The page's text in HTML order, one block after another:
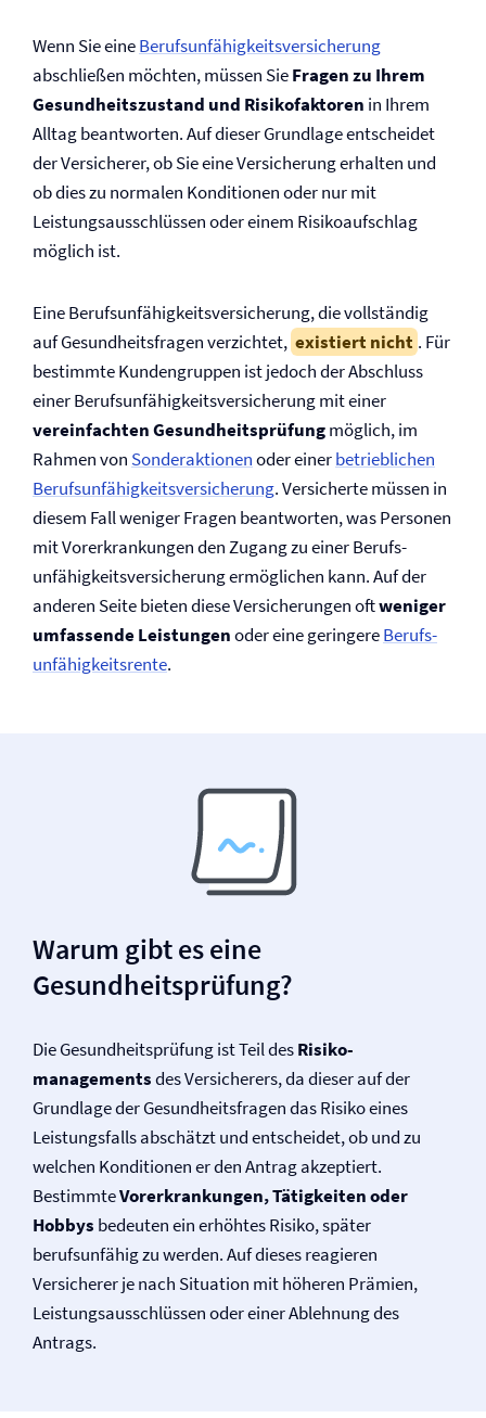
Wenn Sie eineBerufs­unfähigkeits­versicherung
abschließen möchten, müssen SieFragen zu Ihrem
Gesundheitszustand und Risikofaktoren in Ihrem
Alltag beantworten. Auf dieser Grundlage entscheidet
der Versicherer, ob Sie eine Versicherung erhalten und
ob dies zu normalen Konditionen oder nur mit
Leistungsausschlüssen oder einem Risikoaufschlag
möglich ist.
Eine Berufs­un­fähig­keits­ver­siche­rung, die vollständig
auf Gesundheitsfragen verzichtet, existiert nicht . Für
bestimmte Kundengruppen ist jedoch der Abschluss
einer Berufs­unfähigkeits­versicherung mit einer
vereinfachten Gesundheitsprüfungmöglich, im
Rahmen von Sonderaktionenoder einerbetrieblichen
Berufs­unfähigkeits­versicherung. Versicherte müssen in
diesem Fall weniger Fragen beantworten, was Personen
mit Vor­erkrankungen den Zugang zu einer Berufs­
unfähigkeits­versicherung ermöglichen kann. Auf der
anderen Seite bieten diese Versicherungen oftweniger
umfassende Leistungenoder eine geringereBerufs­
unfähig­keits­rente.
Warum gibt es eine
Gesundheitsprüfung?
Die Gesundheitsprüfung ist Teil desRisiko­
managementsdes Versicherers, da dieser auf der
Grundlage der Gesundheitsfragen das Risiko eines
Leistungsfalls abschätzt und entscheidet, ob und zu
welchen Konditionen er den Antrag akzeptiert.
BestimmteVor­erkrankungen, Tätigkeiten oder
Hobbys bedeuten ein erhöhtes Risiko, später
berufsunfähig zu werden. Auf dieses reagieren
Versicherer je nach Situation mit höheren Prämien,
Leistungsausschlüssen oder einer Ablehnung des
Antrags.